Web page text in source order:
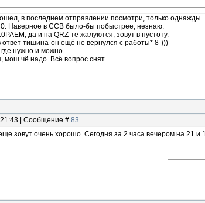
в последнем отправлении посмотри, только однажды
Наверное в ССВ было-бы побыстрее, незнаю.
да и на QRZ-те жалуются, зовут в пустоту.
ответ тишина-он ещё не вернулся с работы* 8-)))
нужно и можно.
мош чё надо. Всё вопрос снят.
| Сообщение # 83
зовут очень хорошо. Сегодня за 2 часа вечером на 21